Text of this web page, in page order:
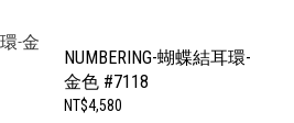
NUMBERING-蝴蝶結耳環-
金色 #7118
NT$4,580